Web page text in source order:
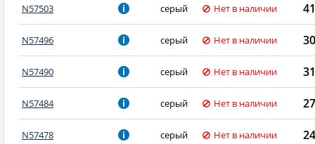
N57503 серый Нет в наличии
N57496 серый Нет в наличии
N57490 серый Нет в наличии
N57484 серый Нет в наличии
N57478 серый Нет в наличии